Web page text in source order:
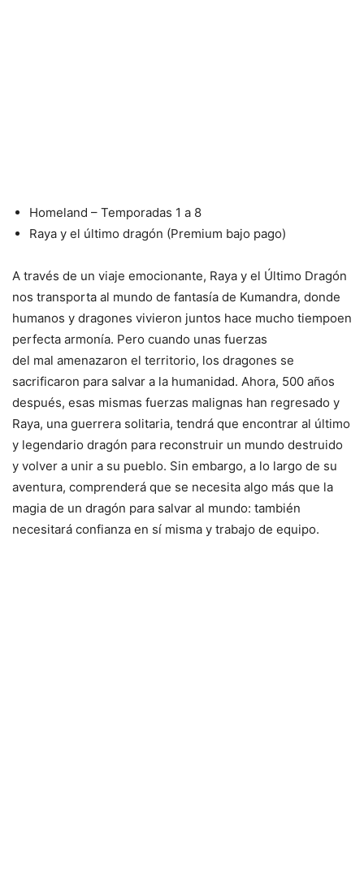
Homeland – Temporadas 1 a 8
Raya y el último dragón (Premium bajo pago)
A través de un viaje emocionante, Raya y el Último Dragón
nos transporta al mundo de fantasía de Kumandra, donde
humanos y dragones vivieron juntos hace mucho tiempoen
perfecta armonía. Pero cuando unas fuerzas
del mal amenazaron el territorio, los dragones se
sacrificaron para salvar a la humanidad. Ahora, 500 años
después, esas mismas fuerzas malignas han regresado y
Raya, una guerrera solitaria, tendrá que encontrar al último
y legendario dragón para reconstruir un mundo destruido
y volver a unir a su pueblo. Sin embargo, a lo largo de su
aventura, comprenderá que se necesita algo más que la
magia de un dragón para salvar al mundo: también
necesitará confianza en sí misma y trabajo de equipo.